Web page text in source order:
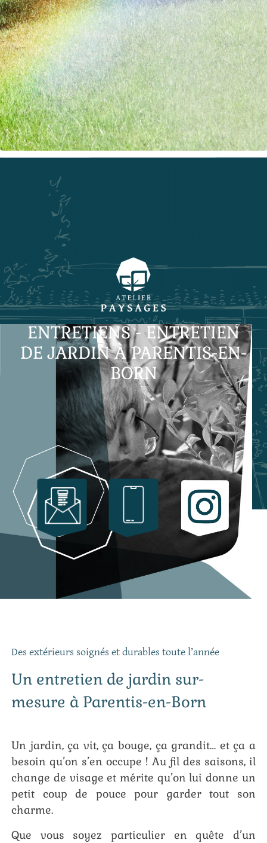
ENTRETIENS - ENTRETIEN
DE JARDIN À PARENTIS-EN-
BORN
Des extérieurs soignés et durables toute l’année
Un entretien de jardin sur-
mesure à Parentis-en-Born
Un jardin, ça vit, ça bouge, ça grandit… et ça a
besoin qu’on s’en occupe ! Au fil des saisons, il
change de visage et mérite qu’on lui donne un
petit coup de pouce pour garder tout son
charme.
Que vous soyez particulier en quête d’un